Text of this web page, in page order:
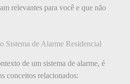
relevantes para você e que não
Sistema de Alarme Residencial
de um sistema de alarme, é
conceitos relacionados: